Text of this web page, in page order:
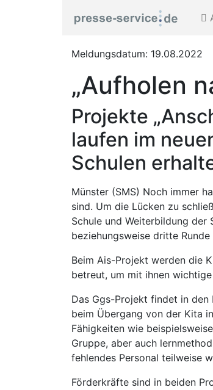
Meldungsdatum: 19.08.2022
„Aufholen
Projekte
laufen im
Schulen
Münster (SMS) Noch immer
sind. Um die Lücken zu
Schule und Weiterbildung
beziehungsweise dritte
Beim Ais-Projekt werden die
betreut, um mit ihnen
Das Ggs-Projekt findet in den
beim Übergang von der Kita
Fähigkeiten wie
Gruppe, aber auch
fehlendes Personal teilweise
Förderkräfte sind in beiden